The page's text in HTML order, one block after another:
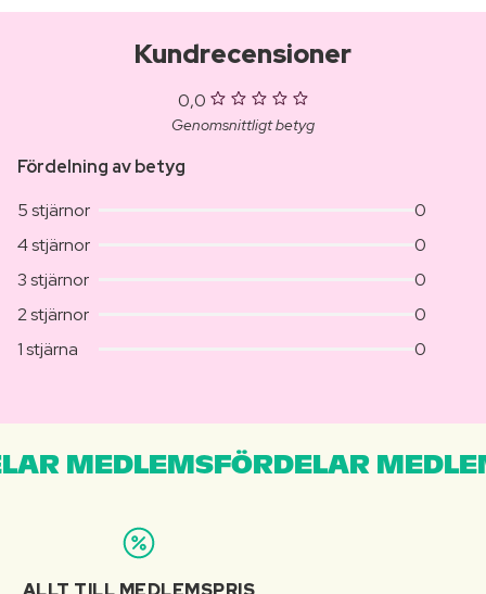
Kundrecensioner
0,0
Genomsnittligt betyg
Fördelning av betyg
5 stjärnor
0
4 stjärnor
0
3 stjärnor
0
2 stjärnor
0
1 stjärna
0
MEDLEMSFÖRDELAR